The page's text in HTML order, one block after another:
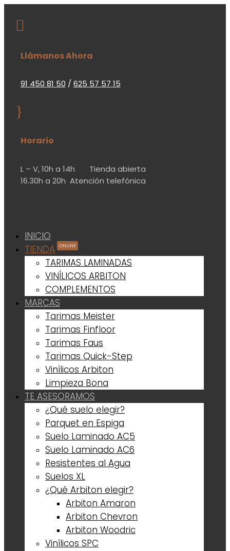

Llámanos Ahora
91 450 81 50 / 625 57 57 15
}
Horario
L – V,10h a 14h Tienda abierta
16.30h a 20h Atención telefónica
INICIO
TIENDA
ONLINE
TARIMAS LAMINADAS
VINÍLICOS ARBITON
COMPLEMENTOS
MARCAS
Tarimas Meister
Tarimas Finfloor
Tarimas Faus
Tarimas Quick-Step
Vinílicos Arbiton
Limpieza Bona
TE ASESORAMOS
¿Qué suelo elegir?
Parquet en Espiga
Suelo Laminado AC5
Suelo Laminado AC6
Resistentes al Agua
Suelos XL
¿Qué Arbiton elegir?
Arbiton Amaron
Arbiton Chevron
Arbiton Woodric
Vinílicos SPC